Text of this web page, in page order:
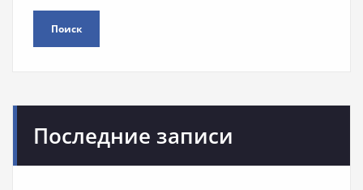
Поиск
Последние записи